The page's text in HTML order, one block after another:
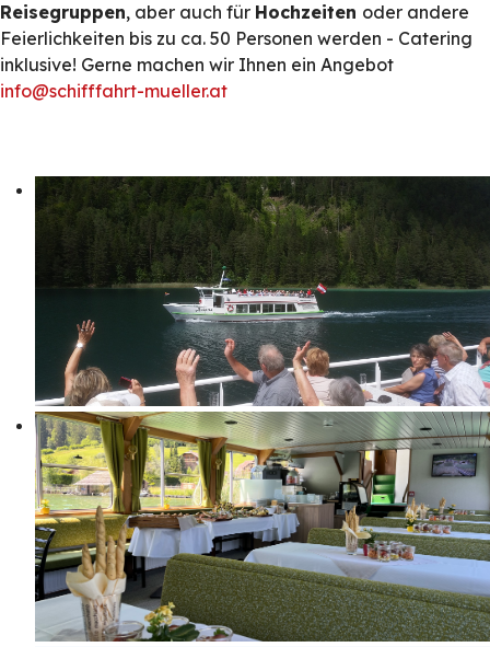
Reisegruppen, aber auch für Hochzeiten oder andere
Feierlichkeiten bis zu ca. 50 Personen werden - Catering
inklusive! Gerne machen wir Ihnen ein Angebot
info@schifffahrt-mueller.at